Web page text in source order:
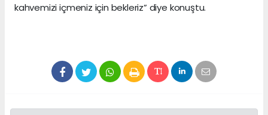
kahvemizi içmeniz için bekleriz” diye konuştu.